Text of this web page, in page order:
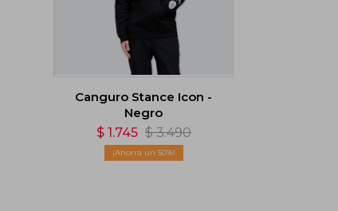
Canguro Stance Icon -
Negro
$ 1.745 $ 3.490
50